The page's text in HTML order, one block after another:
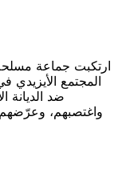
ضد الديانة
واغتصبهم،